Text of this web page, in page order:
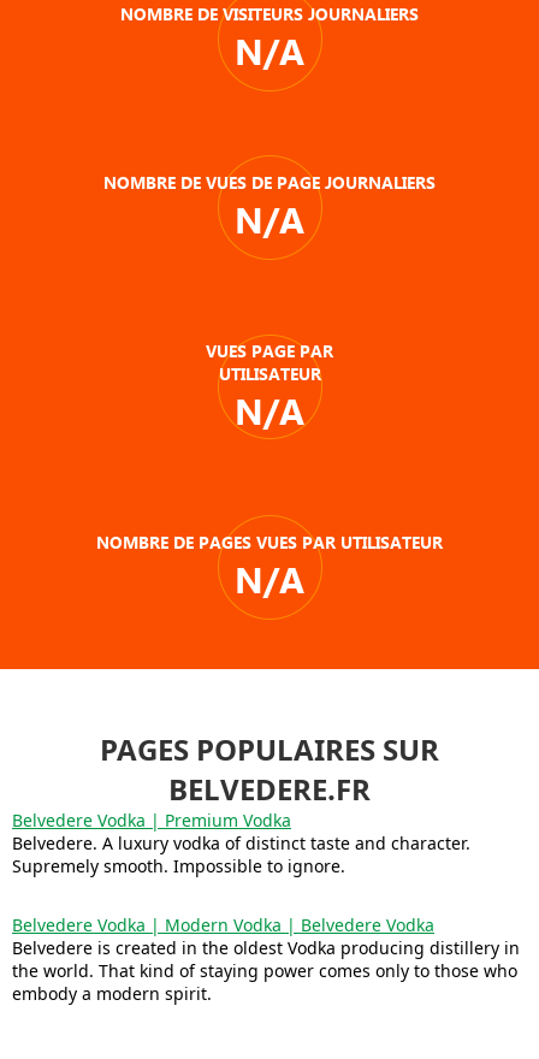
NOMBRE DE VISITEURS JOURNALIERS
N/A
NOMBRE DE VUES DE PAGE JOURNALIERS
N/A
VUES PAGE PAR
UTILISATEUR
N/A
NOMBRE DE PAGES VUES PAR UTILISATEUR
N/A
PAGES POPULAIRES SUR
BELVEDERE.FR
Belvedere Vodka | Premium Vodka
Belvedere. A luxury vodka of distinct taste and character.
Supremely smooth. Impossible to ignore.
Belvedere Vodka | Modern Vodka | Belvedere Vodka
Belvedere is created in the oldest Vodka producing distillery in
the world. That kind of staying power comes only to those who
embody a modern spirit.